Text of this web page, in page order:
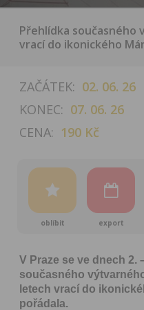
Přehlídka
vrací do ikonického
ZAČÁTEK: 02. 06. 26
KONEC: 07. 06. 26
CENA: 190 Kč
oblíbit export
V Praze se ve dnech 2.
současného
letech vrací do
pořádala.